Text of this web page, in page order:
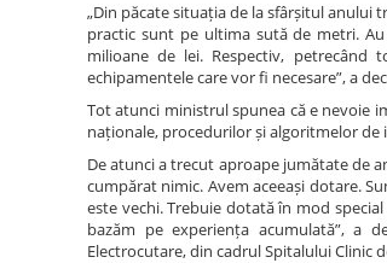
„Din păcate situația de la sfârșitul anului
practic sunt pe ultima sută de metri.
milioane de lei. Respectiv,
echipamentele care vor fi necesare”, a
Tot atunci ministrul spunea că e nevoie
naționale, procedurilor și algoritmelor de
De atunci a trecut aproape jumătate de
cumpărat nimic. Avem aceeași dotare.
este vechi. Trebuie dotată în mod
bazăm pe experiența acumulată”, a
Electrocutare, din cadrul Spitalului Clinic